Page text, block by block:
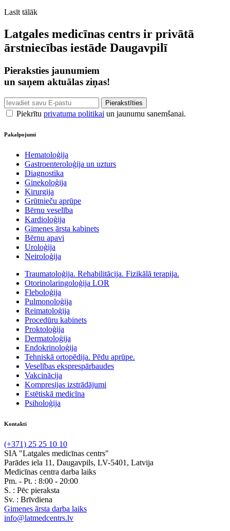
Lasīt tālāk
Latgales medicīnas centrs ir privātā
ārstniecības iestāde Daugavpilī
Pieraksties jaunumiem
un saņem aktuālas ziņas!
Piekrītu privatuma politikai un jaunumu sanemšanai.
Pakalpojumi
Hematoloģija
Gastroenteroloģija un uzturs
Diagnostika
Ginekoloģija
Ķirurgija
Grūtnieču aprūpe
Bērnu veselība
Kardioloģija
Ģimenes ārsta kabinets
Bērnu apavi
Uroloģija
Neiroloģija
Traumatoloģija. Rehabilitācija. Fizikālā terapija.
Otorinolaringoloģija LOR
Fleboloģija
Pulmonoloģija
Reimatoloģija
Procedūru kabinets
Proktoloģija
Dermatoloģija
Endokrinoloģija
Tehniskā ortopēdija. Pēdu aprūpe.
Veselības eksprespārbaudes
Vakcinācija
Kompresijas izstrādājumi
Estētiskā medicīna
Psiholoģija
Kontakti
(+371) 25 25 10 10
SIA "Latgales medicīnas centrs"
Parādes iela 11, Daugavpils, LV-5401, Latvija
Medicīnas centra darba laiks
Pm. - Pt. : 8:00 - 20:00
S. : Pēc pieraksta
Sv. : Brīvdiena
Ģimenes ārsta darba laiks
info@latmedcentrs.lv